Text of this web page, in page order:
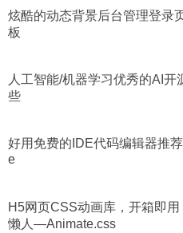
炫酷的动态背景后台管理登录
板
人工智能/机器学习优秀的AI开
些
好用免费的IDE代码编辑器推
e
H5网页CSS动画库，开箱即用
懒人—Animate.css